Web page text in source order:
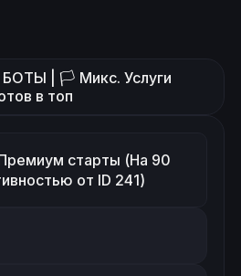
БОТЫ | 🏳️ Микс. Услуги
в топ
старты (На 90
от ID 241)